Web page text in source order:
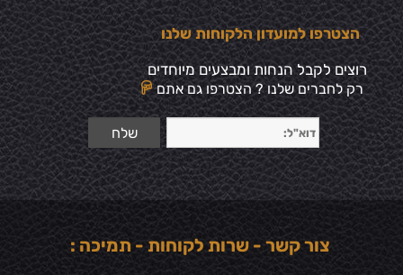
הצטרפו למועדון הלקוחות שלנו
רוצים לקבל הנחות ומבצעים מיוחדים
רק לחברים שלנו ? הצטרפו גם אתם
צור קשר - שרות לקוחות - תמיכה :